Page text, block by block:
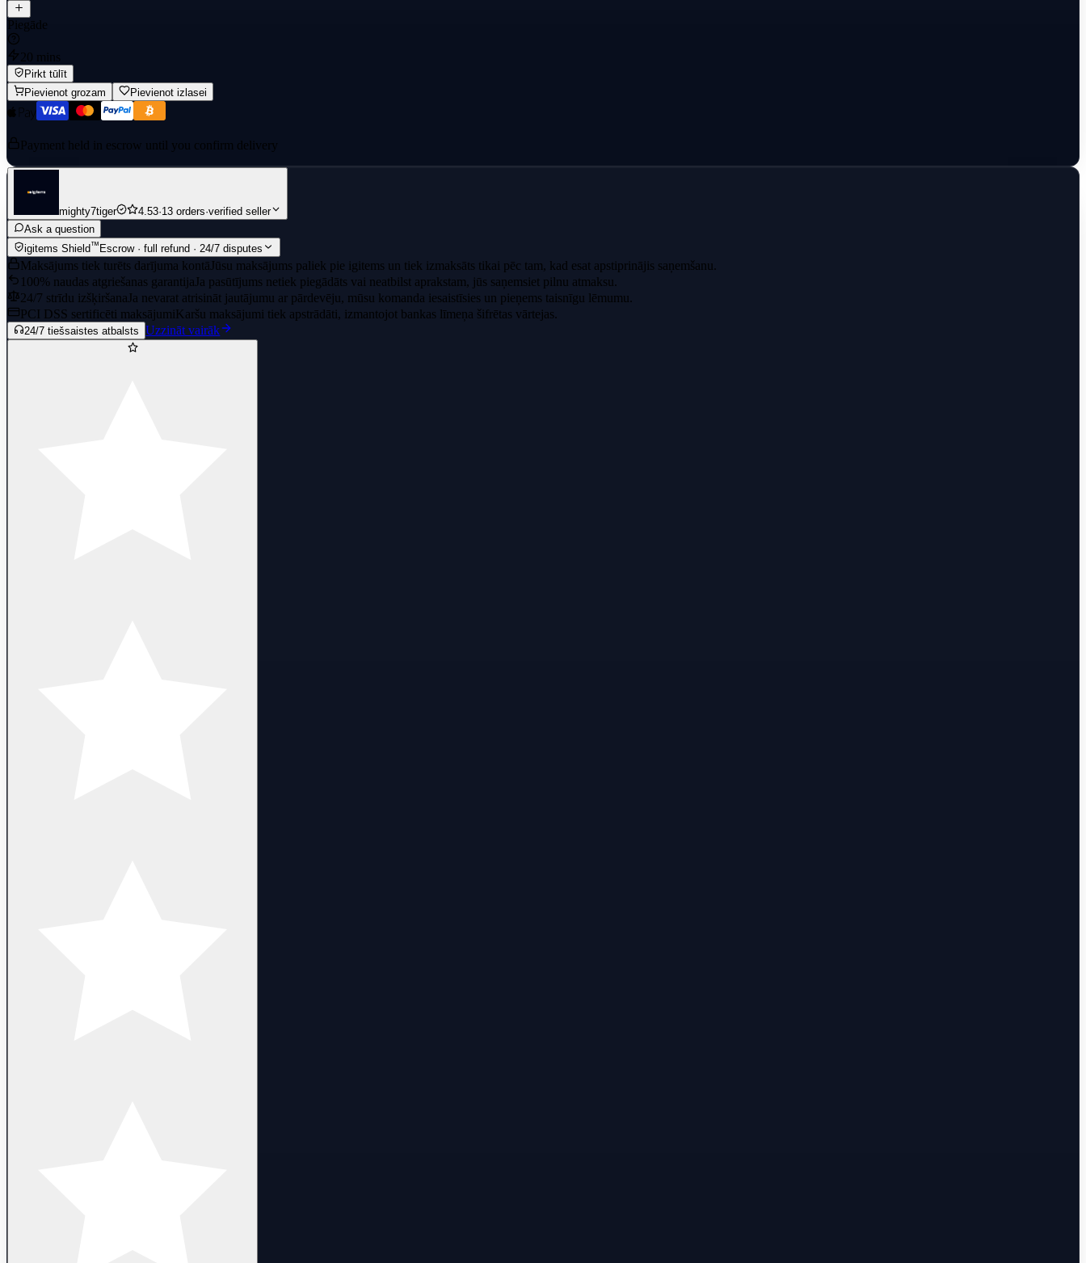
Piegāde
20 mins
Pirkt tūlīt
Pievienot grozam
Pievienot izlasei
Payment held in escrow until you confirm delivery
mighty7tiger 4.53·13 orders·verified seller
Ask a question
igitems Shield™ Escrow · full refund · 24/7 disputes
Maksājums tiek turēts darījuma kontā Jūsu maksājums paliek pie igitems un tiek izmaksāts tikai pēc tam, kad esat apstiprinājis saņemšanu.
100% naudas atgriešanas garantija Ja pasūtījums netiek piegādāts vai neatbilst aprakstam, jūs saņemsiet pilnu atmaksu.
24/7 strīdu izšķiršana Ja nevarat atrisināt jautājumu ar pārdevēju, mūsu komanda iesaistīsies un pieņems taisnīgu lēmumu.
PCI DSS sertificēti maksājumiKaršu maksājumi tiek apstrādāti, izmantojot bankas līmeņa šifrētas vārtejas.
24/7 tiešsaistes atbalsts Uzzināt vairāk